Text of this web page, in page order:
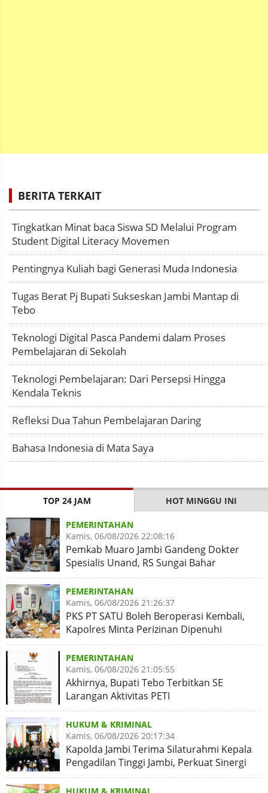
BERITA TERKAIT
Tingkatkan Minat baca Siswa SD Melalui Program
Student Digital Literacy Movemen
Pentingnya Kuliah bagi Generasi Muda Indonesia
Tugas Berat Pj Bupati Sukseskan Jambi Mantap di
Tebo
Teknologi Digital Pasca Pandemi dalam Proses
Pembelajaran di Sekolah
Teknologi Pembelajaran: Dari Persepsi Hingga
Kendala Teknis
Refleksi Dua Tahun Pembelajaran Daring
Bahasa Indonesia di Mata Saya
TOP 24 JAM HOT MINGGU INI
PEMERINTAHAN
Kamis, 06/08/2026 22:08:16
Pemkab Muaro Jambi Gandeng Dokter
Spesialis Unand, RS Sungai Bahar
Disiapkan Naik Kelas
PEMERINTAHAN
Kamis, 06/08/2026 21:26:37
PKS PT SATU Boleh Beroperasi Kembali,
Kapolres Minta Perizinan Dipenuhi
PEMERINTAHAN
Kamis, 06/08/2026 21:05:55
Akhirnya, Bupati Tebo Terbitkan SE
Larangan Aktivitas PETI
HUKUM & KRIMINAL
Kamis, 06/08/2026 20:17:34
Kapolda Jambi Terima Silaturahmi Kepala
Pengadilan Tinggi Jambi, Perkuat Sinergi
Antar Lembaga
HUKUM & KRIMINAL